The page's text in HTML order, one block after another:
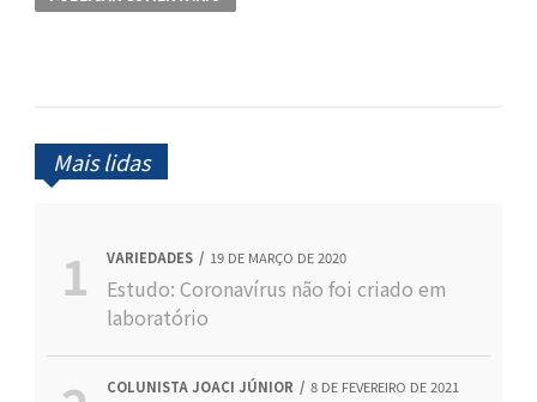
Mais lidas
VARIEDADES 19 DE MARÇO DE 2020
Estudo: Coronavírus não foi criado em
laboratório
COLUNISTA JOACI JÚNIOR 8 DE FEVEREIRO DE 2021